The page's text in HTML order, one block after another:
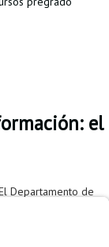
el
Departamento de